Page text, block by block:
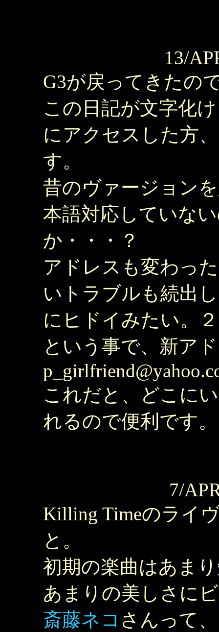
13/
G3が戻ってきたの
この日記が文字化
にアクセスした方
す。
昔のヴァージョン
本語対応していな
か・・・？
アドレスも変わっ
いトラブルも続出
にヒドイみたい。
という事で、新ア
これだと、どこに
れるので便利です。
7/
Killing Timeのライ
と。
初期の楽曲はあま
あまりの美しさに
斎藤ネコ さんって